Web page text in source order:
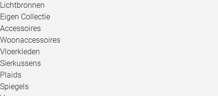
Lichtbronnen
Eigen Collectie
Accessoires
Woonaccessoires
Vloerkleden
Sierkussens
Plaids
Spiegels